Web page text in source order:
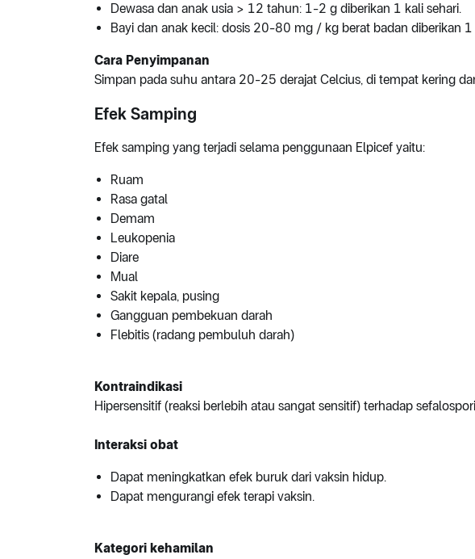
Dewasa dan anak usia > 12 tahun: 1-2 g diberikan 1 kali sehari.
Bayi dan anak kecil: dosis 20-80 mg / kg berat badan diberikan 1
Cara Penyimpanan
Simpan pada suhu antara 20-25 derajat Celcius, di tempat kering
Efek Samping
Efek samping yang terjadi selama penggunaan Elpicef yaitu:
Ruam
Rasa gatal
Demam
Leukopenia
Diare
Mual
Sakit kepala, pusing
Gangguan pembekuan darah
Flebitis (radang pembuluh darah)
Kontraindikasi
Hipersensitif (reaksi berlebih atau sangat sensitif) terhadap
Interaksi obat
Dapat meningkatkan efek buruk dari vaksin hidup.
Dapat mengurangi efek terapi vaksin.
Kategori kehamilan